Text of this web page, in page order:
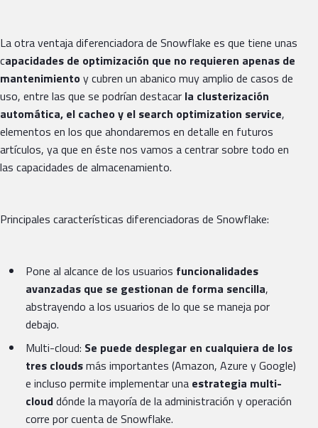
La otra ventaja diferenciadora de Snowflake es que tiene unas
capacidades de optimización que no requieren apenas de
mantenimientoy cubren un abanico muy amplio de casos de
uso, entre las que se podrían destacar la clusterización
automática, el cacheo y el search optimization service,
elementos en los que ahondaremos en detalle en futuros
artículos, ya que en éste nos vamos a centrar sobre todo en
las capacidades de almacenamiento.
Principales características diferenciadoras de Snowflake:
Pone al alcance de los usuarios funcionalidades
avanzadas que se gestionan de forma sencilla,
abstrayendo a los usuarios de lo que se maneja por
debajo.
Multi-cloud: Se puede desplegar en cualquiera de los
tres cloudsmás importantes (Amazon, Azure y Google)
e incluso permite implementar una estrategia multi-
clouddónde la mayoría de la administración y operación
corre por cuenta de Snowflake.